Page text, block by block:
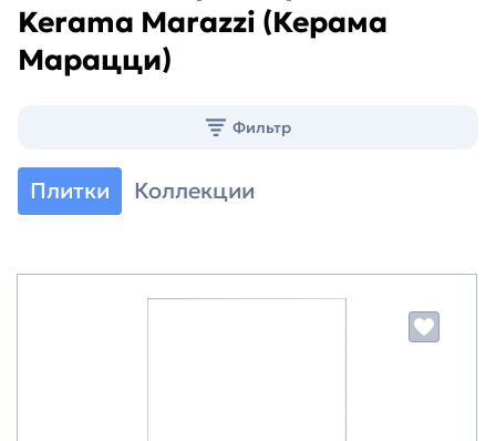
Kerama Marazzi (Керама
Марацци)
Фильтр
Плитки Коллекции